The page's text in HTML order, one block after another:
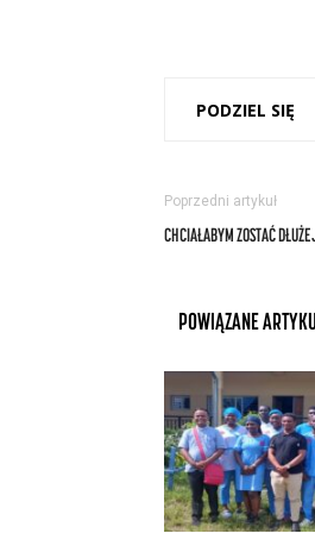
PODZIEL SIĘ
Poprzedni artykuł
CHCIAŁABYM ZOSTAĆ
POWIĄZANE